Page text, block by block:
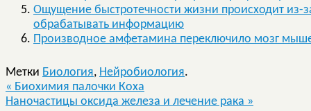
Ощущение быстротечности жизни происходит из-
обрабатывать информацию
Производное амфетамина переключило мозг
Метки Биология, Нейробиология.
« Биохимия палочки Коха
Наночастицы оксида железа и лечение рака »